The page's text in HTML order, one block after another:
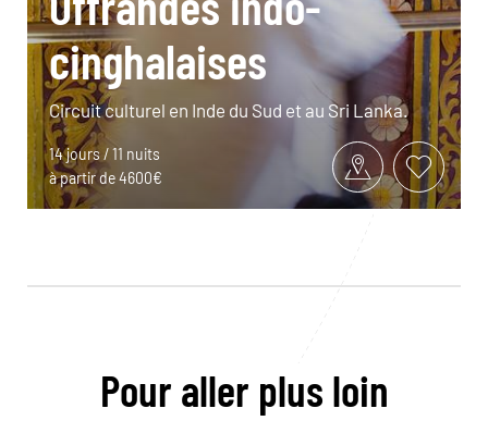
cinghalaises
Circuit culturel en Inde du Sud et au Sri Lanka.
14 jours / 11 nuits
à partir de 4600€
Pour aller plus loin